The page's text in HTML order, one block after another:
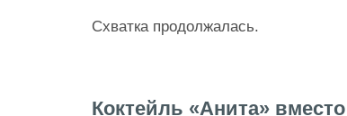
Схватка продолжалась.
Коктейль «Анита»